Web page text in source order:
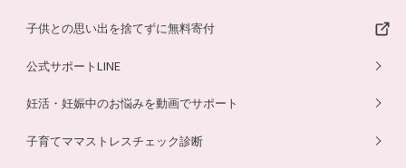
子供との思い出を捨てずに無料寄付
公式サポートLINE
妊活・妊娠中のお悩みを動画でサポート
子育てママストレスチェック診断